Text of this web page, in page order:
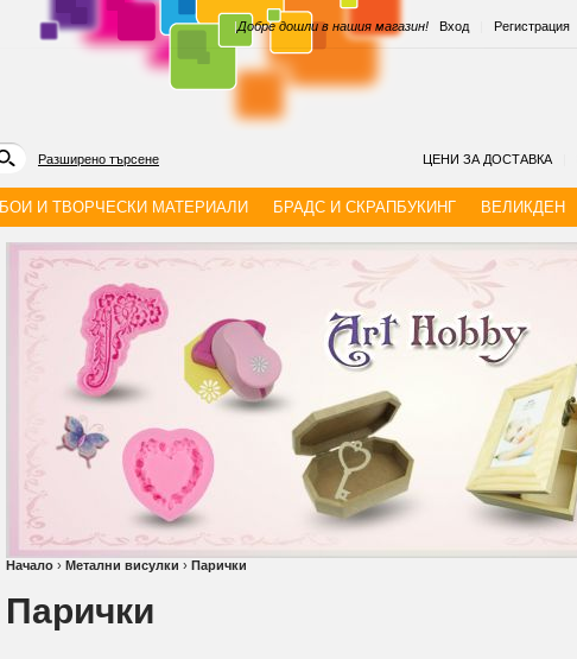
Вход Регистрация
Добре дошли в нашия магазин!
|
Разширено търсене ЦЕНИ ЗА ДОСТАВКА
БОИ И ТВОРЧЕСКИ МАТЕРИАЛИ БРАДС И СКРАПБУКИНГ ВЕЛИКДЕН
Начало › Метални висулки › Парички
Парички